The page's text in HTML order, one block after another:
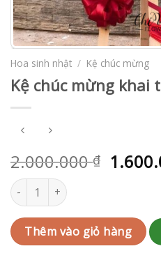
Hoa sinh nhật / Kệ chúc mừng
Kệ chúc mừng khai
2.000.000₫
Kệ chúc mừng khai trương |
Thêm vào giỏ hàng